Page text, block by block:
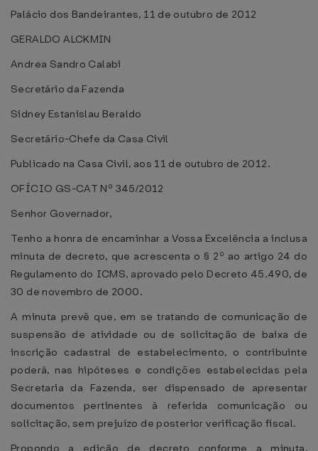
Palácio dos Bandeirantes, 11 de outubro de 2012
GERALDO ALCKMIN
Andrea Sandro Calabi
Secretário da Fazenda
Sidney Estanislau Beraldo
Secretário-Chefe da Casa Civil
Publicado na Casa Civil, aos 11 de outubro de 2012.
OFÍCIO GS-CAT Nº 345/2012
Senhor Governador,
Tenho a honra de encaminhar a Vossa Excelência a inclusa
minuta de decreto, que acrescenta o § 2º ao artigo 24 do
Regulamento do ICMS, aprovado pelo Decreto 45.490, de
30 de novembro de 2000.
A minuta prevê que, em se tratando de comunicação de
suspensão de atividade ou de solicitação de baixa de
inscrição cadastral de estabelecimento, o contribuinte
poderá, nas hipóteses e condições estabelecidas pela
Secretaria da Fazenda, ser dispensado de apresentar
documentos pertinentes à referida comunicação ou
solicitação, sem prejuízo de posterior verificação fiscal.
Propondo a edição de decreto conforme a minuta,